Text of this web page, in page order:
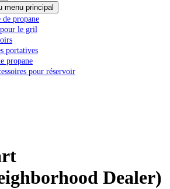
menu principal
de propane
pour le gril
portatives
propane
pour réservoir
Dealer)